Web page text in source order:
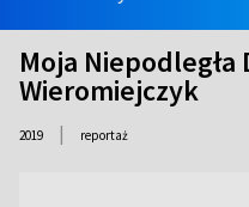
Moja Niepodległa
Wieromiejczyk
2019 | reportaż